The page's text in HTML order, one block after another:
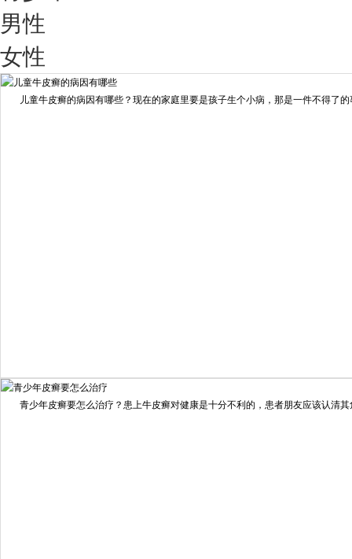
我要咨询
擅长： 王艳琼 门诊主任 专家介绍：毕业于川北医学院...
预约量
我要咨询我要预约
擅长：住院部主任 【个人简介】 肖建华，成都银康银屑病...
男性
女性
儿童牛皮癣的病因有哪些？现在的家庭里要是孩子生个小病，那是一件不得了的
青少年皮癣要怎么治疗？患上牛皮癣对健康是十分不利的，患者朋友应该认清其